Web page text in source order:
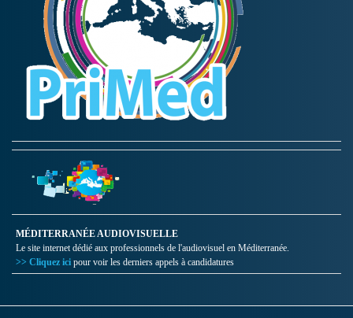
MÉDITERRANÉE AUDIOVISUELLE
Le site internet dédié aux professionnels de l'audiovisuel en Méditerranée.
>> Cliquez ici pour voir les derniers appels à candidatures